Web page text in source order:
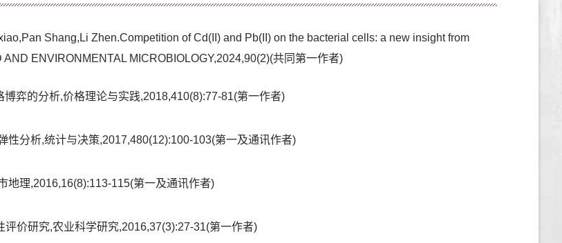
Shang,Li Zhen.Competition of Cd(II) and Pb(II) on the bacterial cells: a new insight from
ENVIRONMENTAL MICROBIOLOGY,2024,90(2)(共同第一作者)
弈的分析,价格理论与实践,2018,410(8):77-81(第一作者)
分析,统计与决策,2017,480(12):100-103(第一及通讯作者)
地理,2016,16(8):113-115(第一及通讯作者)
价研究,农业科学研究,2016,37(3):27-31(第一作者)